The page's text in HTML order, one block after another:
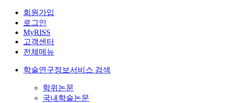
회원가입
로그인
MyRISS
고객센터
전체메뉴
학술연구정보서비스 검색
학위논문
국내학술논문